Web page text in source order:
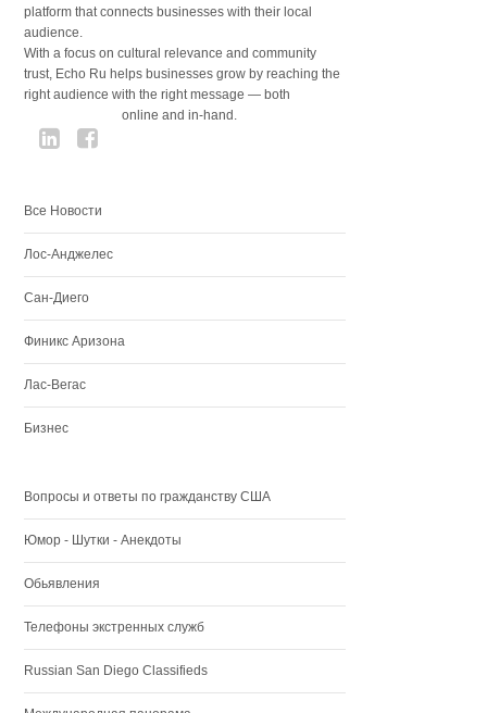
platform that connects businesses with their local
audience.
With a focus on cultural relevance and community
trust, Echo Ru helps businesses grow by reaching the
right audience with the right message — both
online and in-hand.
Все Новости
Лос-Анджелес
Сан-Диего
Финикс Аризона
Лас-Вегас
Бизнес
Вопросы и ответы по гражданству США
Юмор - Шутки - Анекдоты
Обьявления
Телефоны экстренных служб
Russian San Diego Classifieds